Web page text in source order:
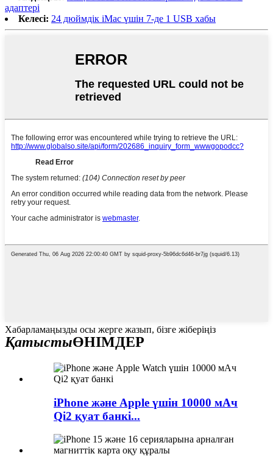
адаптері
Келесі: 24 дюймдік iMac үшін 7-де 1 USB хабы
Хабарламаңызды осы жерге жазып, бізге жіберіңіз
ҚатыстыӨНІМДЕР
iPhone және Apple үшін 10000 мАч
Qi2 қуат банкі...